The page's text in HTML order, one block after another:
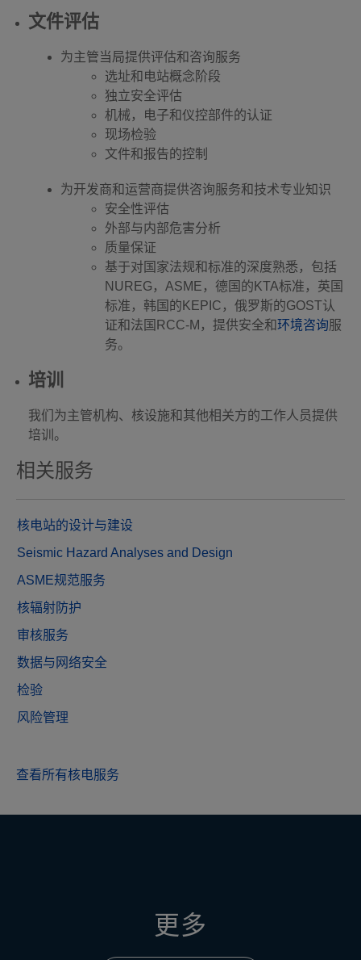
文件评估
为主管当局提供评估和咨询服务
选址和电站概念阶段
独立安全评估
机械，电子和仪控部件的认证
现场检验
文件和报告的控制
为开发商和运营商提供咨询服务和技术专业知识
安全性评估
外部与内部危害分析
质量保证
基于对国家法规和标准的深度熟悉，包括
NUREG，ASME，德国的KTA标准，英国
标准，韩国的KEPIC，俄罗斯的GOST认
证和法国RCC-M，提供安全和环境咨询服
务。
培训
我们为主管机构、核设施和其他相关方的工作人员提供
培训。
相关服务
核电站的设计与建设
Seismic Hazard Analyses and Design
ASME规范服务
核辐射防护
审核服务
数据与网络安全
检验
风险管理
查看所有核电服务
更多